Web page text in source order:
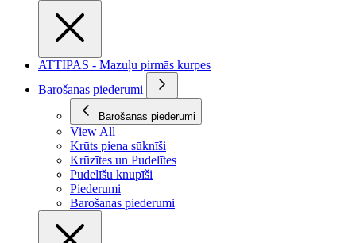
ATTIPAS - Mazuļu pirmās kurpes
Barošanas piederumi
Barošanas piederumi
View All
Krūts piena sūknīši
Krūzītes un Pudelītes
Pudelīšu knupīši
Piederumi
Barošanas piederumi